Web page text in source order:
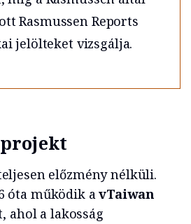
Rasmussen Reports
jelölteket vizsgálja.
előzmény nélküli.
óta működik avTaiwan
ahol a lakosság